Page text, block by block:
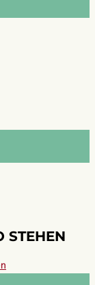
STEHEN